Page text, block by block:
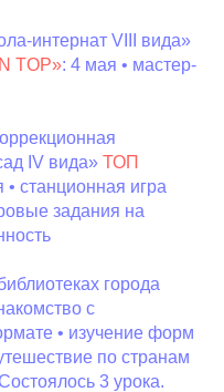
интернат VIII вида»
TOP»: 4 мая • мастер-
IV вида» ТОП
• станционная игра
задания на
города
с
• изучение форм
по странам
3 урока.